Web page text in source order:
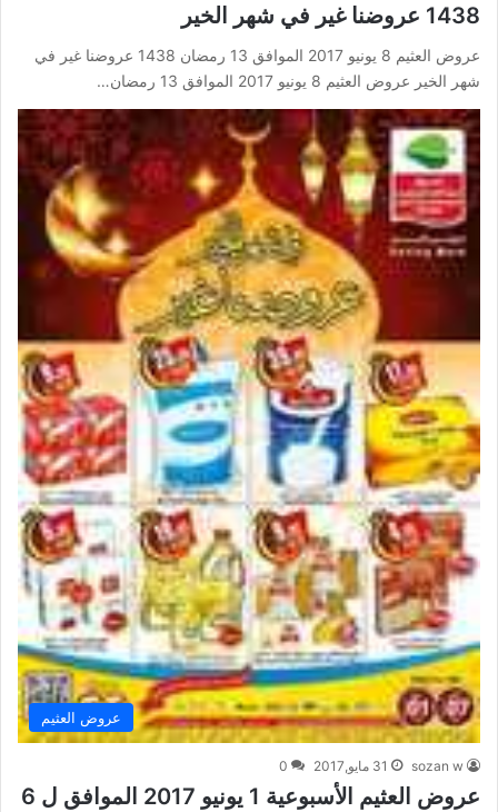
1438 عروضنا غير في شهر الخير
عروض العثيم 8 يونيو 2017 الموافق 13 رمضان 1438 عروضنا غير في
شهر الخير عروض العثيم 8 يونيو 2017 الموافق 13 رمضان…
عروض العثيم
sozan w 31 مايو,2017 0
عروض العثيم الأسبوعية 1 يونيو 2017 الموافق ل 6